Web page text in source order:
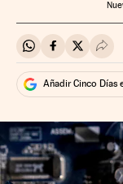
Compartir en
Compartir
Añadir Cinco Días